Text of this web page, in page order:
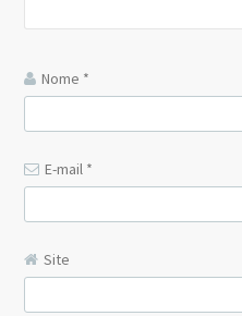
Nome *
E-mail *
Site